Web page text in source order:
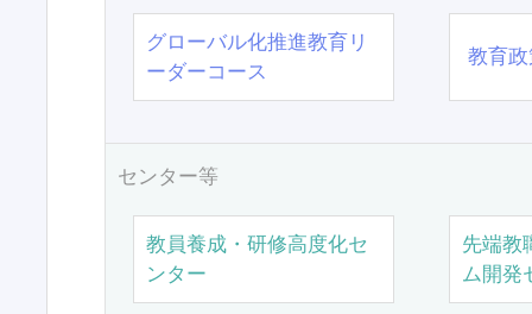
グローバル化推進教育リ
ーダーコース
教育
センター等
教員養成・研修高度化セ
ンター
先端教
ム開発